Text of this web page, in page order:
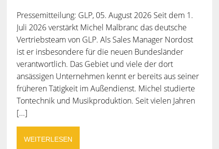
Pressemitteilung: GLP, 05. August 2026 Seit dem 1.
Juli 2026 verstärkt Michel Malbranc das deutsche
Vertriebsteam von GLP. Als Sales Manager Nordost
ist er insbesondere für die neuen Bundesländer
verantwortlich. Das Gebiet und viele der dort
ansässigen Unternehmen kennt er bereits aus seiner
früheren Tätigkeit im Außendienst. Michel studierte
Tontechnik und Musikproduktion. Seit vielen Jahren
[...]
WEITERLESEN